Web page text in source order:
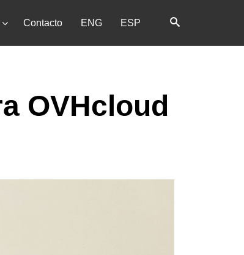
Contacto ENG ESP
OVHcloud
Home
Servicios
Contacto